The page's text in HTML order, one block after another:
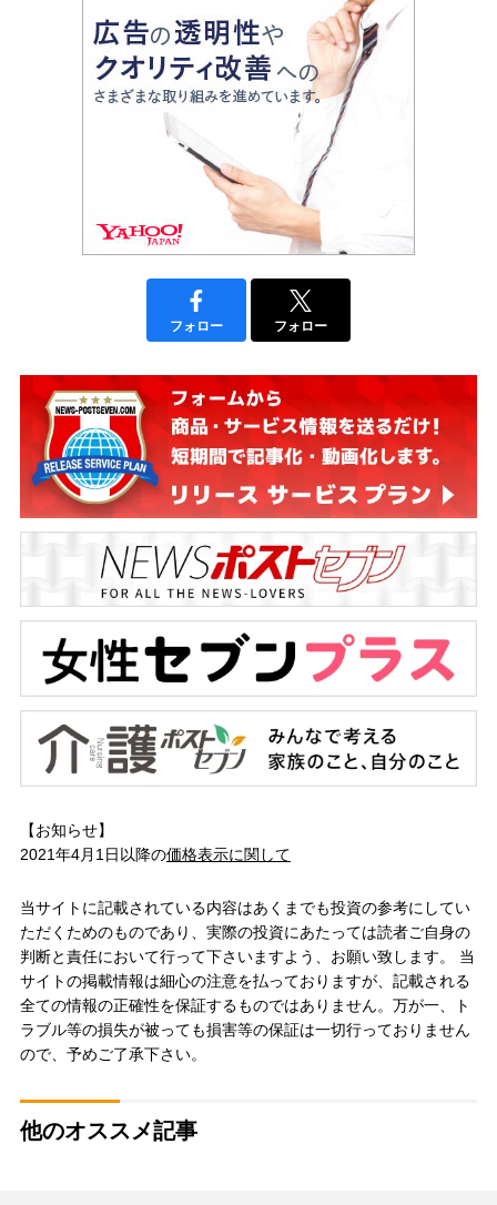
フォロー フォロー
【お知らせ】
2021年4月1日以降の価格表示に関して
当サイトに記載されている内容はあくまでも投資の参考にしてい
ただくためのものであり、実際の投資にあたっては読者ご自身の
判断と責任において行って下さいますよう、お願い致します。 当
サイトの掲載情報は細心の注意を払っておりますが、記載される
全ての情報の正確性を保証するものではありません。万が一、ト
ラブル等の損失が被っても損害等の保証は一切行っておりません
ので、予めご了承下さい。
他のオススメ記事